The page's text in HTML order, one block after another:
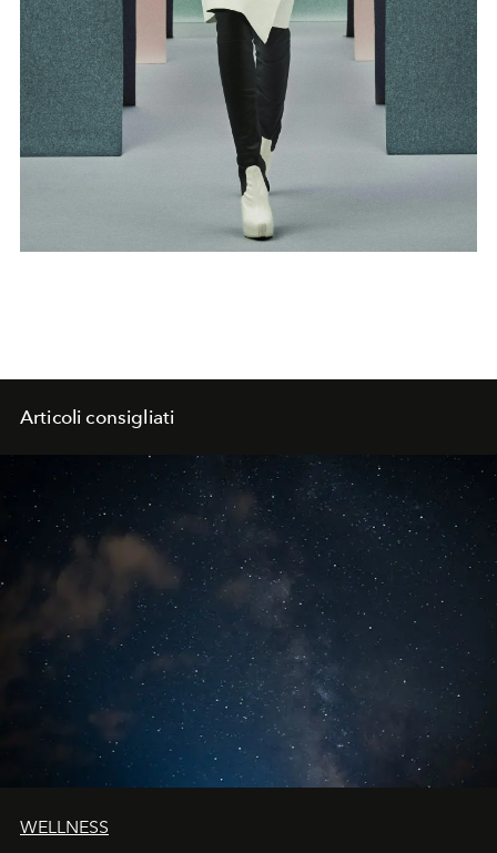
Articoli consigliati
WELLNESS